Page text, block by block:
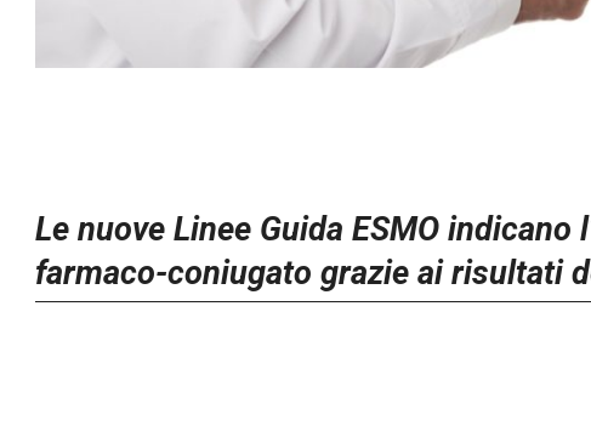
Le nuove Linee Guida ESMO indicano
farmaco-coniugato grazie ai risultati